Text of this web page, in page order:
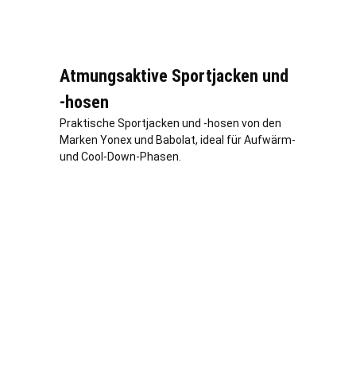
Atmungsaktive Sportjacken und
-hosen
Praktische Sportjacken und -hosen von den
Marken Yonex und Babolat, ideal für Aufwärm-
und Cool-Down-Phasen.